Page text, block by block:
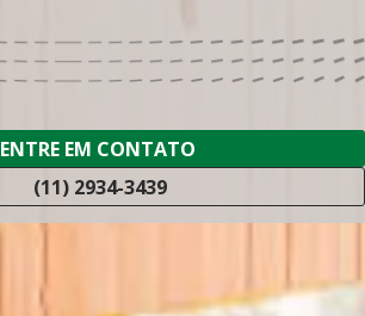
ENTRE EM CONTATO
(11) 2934-3439